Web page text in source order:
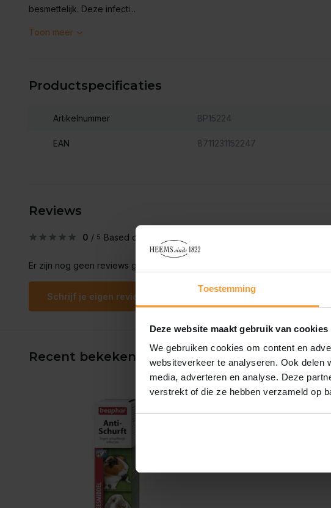
Toestemming
Deze website maakt gebruik van cookies
We gebruiken cookies om content en
websiteverkeer te analyseren. Ook delen
media, adverteren en analyse. Deze
verstrekt of die ze hebben verzameld op
besmettelijk. Deze infecti...
Toon meer
Productspecificaties
Artikelnummer BP15224
EAN 8711231152247
Reviews
0 / 5 Based on 0 reviews
Er zijn nog geen reviews geschreven over dit product..
Schrijf je eigen review
Recent bekeken